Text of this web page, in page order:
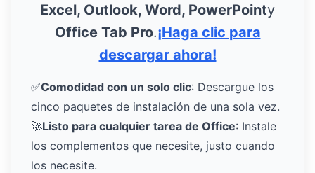
Excel, Outlook, Word, PowerPointy
Office Tab Pro.¡Haga clic para
descargar ahora!
✅Comodidad con un solo clic: Descargue los
cinco paquetes de instalación de una sola vez.
🚀Listo para cualquier tarea de Office: Instale
los complementos que necesite, justo cuando
los necesite.